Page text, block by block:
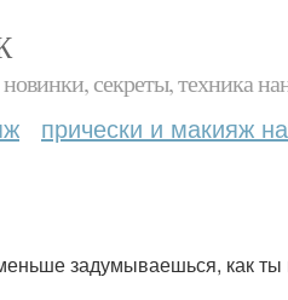
секреты, техника
прически и макияж
задумываешься, как